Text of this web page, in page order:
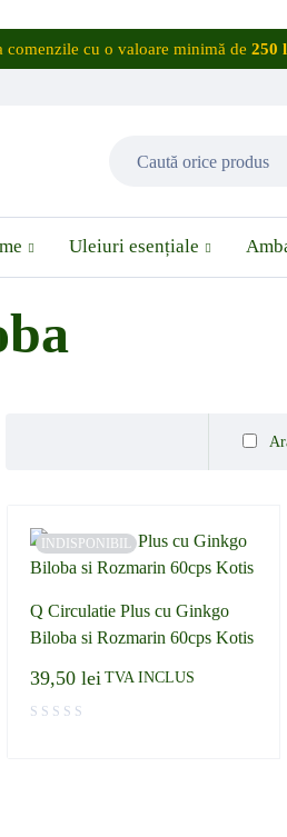
comenzile cu o valoare minimă de 250
Uleiuri esențiale
INDISPONIBIL
Q Circulatie Plus cu Ginkgo
Biloba si Rozmarin 60cps Kotis
39,50 lei TVA INCLUS